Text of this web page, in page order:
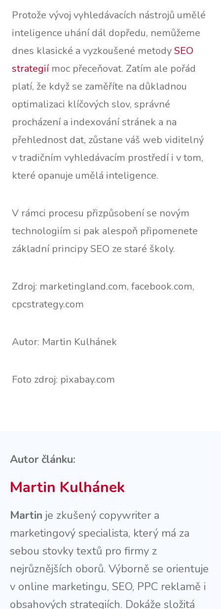
Protože vývoj vyhledávacích nástrojů umělé
inteligence uhání dál dopředu, nemůžeme
dnes klasické a vyzkoušené metodySEO
strategií moc přeceňovat. Zatím ale pořád
platí, že když se zaměříte na důkladnou
optimalizaci klíčových slov, správné
procházení a indexování stránek a na
přehlednost dat, zůstane váš web viditelný
v tradičním vyhledávacím prostředí i v tom,
které opanuje umělá inteligence.
V rámci procesu přizpůsobení se novým
technologiím si pak alespoň připomenete
základní principy SEO ze staré školy.
Zdroj: marketingland.com, facebook.com,
cpcstrategy.com
Autor: Martin Kulhánek
Foto zdroj: pixabay.com
Autor článku:
Martin Kulhánek
Martin je zkušený copywriter a
marketingový specialista, který má za
sebou stovky textů pro firmy z
nejrůznějších oborů. Výborně se orientuje
v online marketingu, SEO, PPC reklamě i
obsahových strategiích. Dokáže složitá